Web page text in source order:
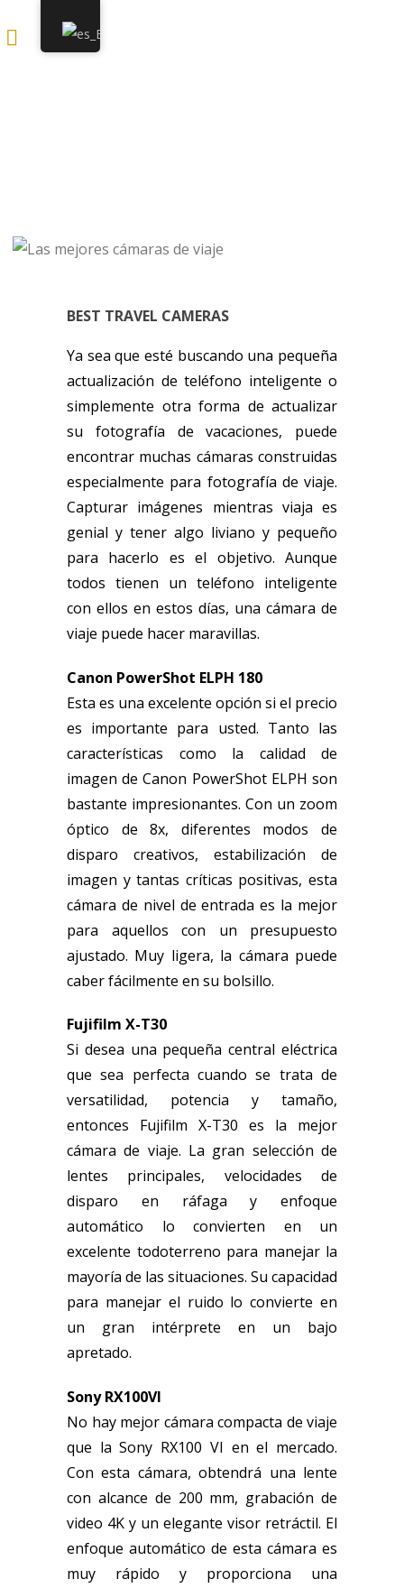
BEST TRAVEL CAMERAS
Ya sea que esté buscando una pequeña
actualización de teléfono inteligente o
simplemente otra forma de actualizar
su fotografía de vacaciones, puede
encontrar muchas cámaras construidas
especialmente para fotografía de viaje.
Capturar imágenes mientras viaja es
genial y tener algo liviano y pequeño
para hacerlo es el objetivo. Aunque
todos tienen un teléfono inteligente
con ellos en estos días, una cámara de
viaje puede hacer maravillas.
Canon PowerShot ELPH 180
Esta es una excelente opción si el precio
es importante para usted. Tanto las
características como la calidad de
imagen de Canon PowerShot ELPH son
bastante impresionantes. Con un zoom
óptico de 8x, diferentes modos de
disparo creativos, estabilización de
imagen y tantas críticas positivas, esta
cámara de nivel de entrada es la mejor
para aquellos con un presupuesto
ajustado. Muy ligera, la cámara puede
caber fácilmente en su bolsillo.
Fujifilm X-T30
Si desea una pequeña central eléctrica
que sea perfecta cuando se trata de
versatilidad, potencia y tamaño,
entonces Fujifilm X-T30 es la mejor
cámara de viaje. La gran selección de
lentes principales, velocidades de
disparo en ráfaga y enfoque
automático lo convierten en un
excelente todoterreno para manejar la
mayoría de las situaciones. Su capacidad
para manejar el ruido lo convierte en
un gran intérprete en un bajo
apretado.
Sony RX100VI
No hay mejor cámara compacta de viaje
que la Sony RX100 VI en el mercado.
Con esta cámara, obtendrá una lente
con alcance de 200 mm, grabación de
video 4K y un elegante visor retráctil. El
enfoque automático de esta cámara es
muy rápido y proporciona una